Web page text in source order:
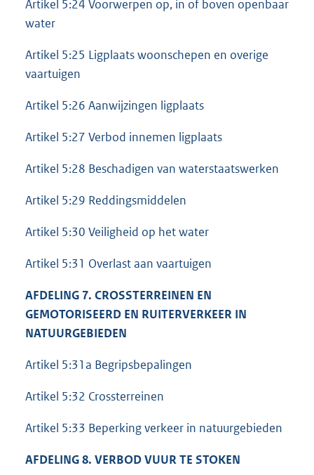
Artikel 5:24 Voorwerpen op, in of boven openbaar
water
Artikel 5:25 Ligplaats woonschepen en overige
vaartuigen
Artikel 5:26 Aanwijzingen ligplaats
Artikel 5:27 Verbod innemen ligplaats
Artikel 5:28 Beschadigen van waterstaatswerken
Artikel 5:29 Reddingsmiddelen
Artikel 5:30 Veiligheid op het water
Artikel 5:31 Overlast aan vaartuigen
AFDELING 7. CROSSTERREINEN EN
GEMOTORISEERD EN RUITERVERKEER IN
NATUURGEBIEDEN
Artikel 5:31a Begripsbepalingen
Artikel 5:32 Crossterreinen
Artikel 5:33 Beperking verkeer in natuurgebieden
AFDELING 8. VERBOD VUUR TE STOKEN